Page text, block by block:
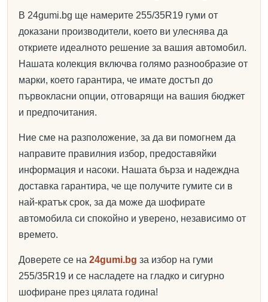
В 24gumi.bg ще намерите 255/35R19 гуми от
доказани производители, което ви улеснява да
откриете идеалното решение за вашия автомобил.
Нашата колекция включва голямо разнообразие от
марки, което гарантира, че имате достъп до
първокласни опции, отговарящи на вашия бюджет
и предпочитания.
Ние сме на разположение, за да ви помогнем да
направите правилния избор, предоставяйки
информация и насоки. Нашата бърза и надеждна
доставка гарантира, че ще получите гумите си в
най-кратък срок, за да може да шофирате
автомобила си спокойно и уверено, независимо от
времето.
Доверете се на 24gumi.bg за избор на гуми
255/35R19 и се насладете на гладко и сигурно
шофиране през цялата година!